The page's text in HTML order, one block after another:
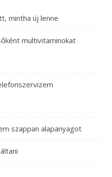
mintha új lenne
multivitaminokat
szappan alapanyagot